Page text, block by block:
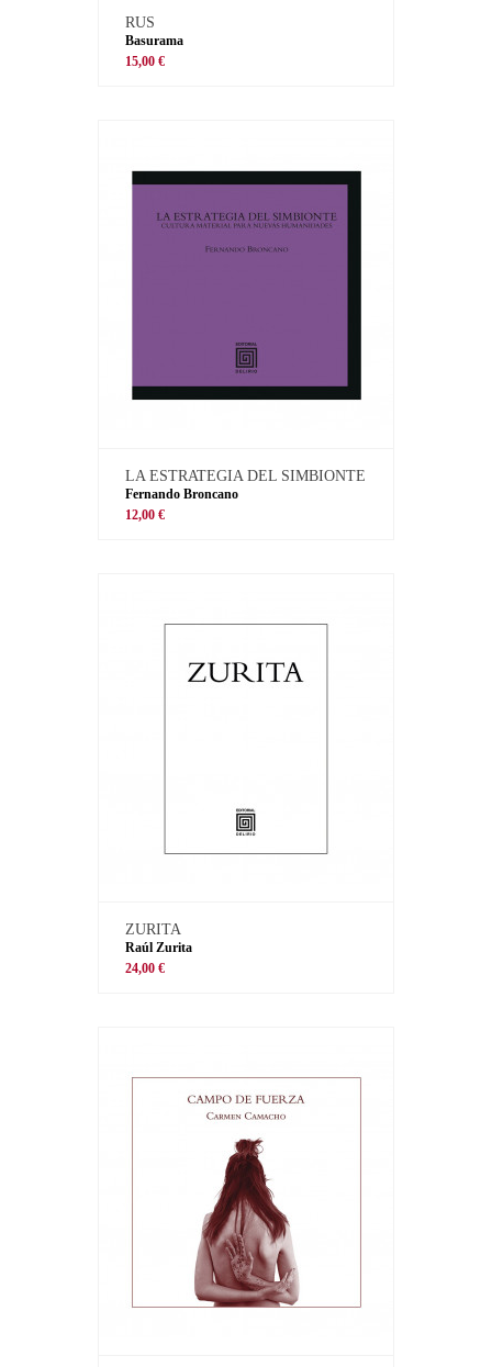
RUS
Basurama
15,00 €
LA ESTRATEGIA DEL SIMBIONTE
Fernando Broncano
12,00 €
ZURITA
Raúl Zurita
24,00 €